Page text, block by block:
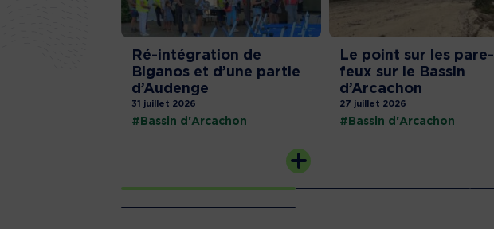
Ré-intégration de
Biganos et d’une partie
d’Audenge
31 juillet 2026
#Bassin d'Arcachon
Le point sur les pare-
feux sur le Bassin
d’Arcachon
27 juillet 2026
#Bassin d'Arcachon